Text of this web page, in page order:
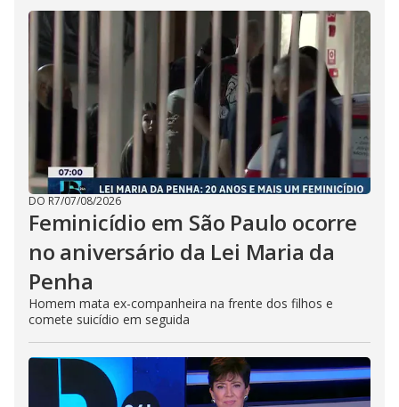
DO R7/07/08/2026
Feminicídio em São Paulo ocorre
no aniversário da Lei Maria da
Penha
Homem mata ex-companheira na frente dos filhos e
comete suicídio em seguida